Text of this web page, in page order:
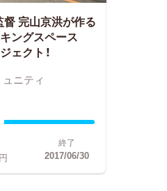
完山京洪が作る
ングスペース
ェクト！
ュニティ
円
終了
2017/06/30